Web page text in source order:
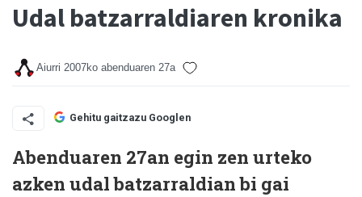
Udal batzarraldiaren kronika
Aiurri 2007ko abenduaren 27a
Gehitu gaitzazu Googlen
Abenduaren 27an egin zen urteko
azken udal batzarraldian bi gai